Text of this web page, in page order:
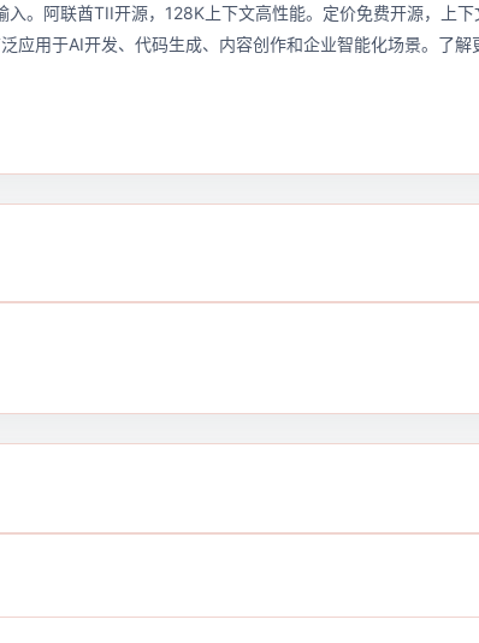
。阿联酋TII开源，128K上下文高性能。定价免费开源，上下
用于AI开发、代码生成、内容创作和企业智能化场景。了解